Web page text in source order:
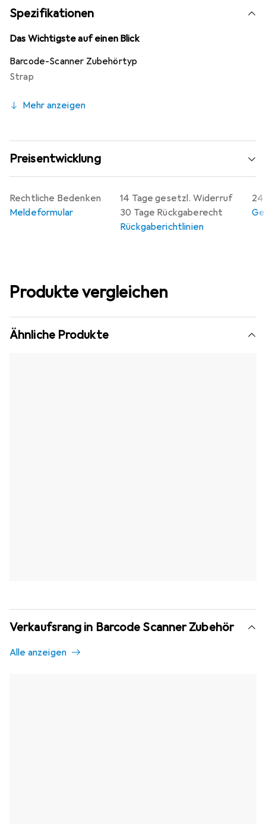
was besonders in dynamischen Arbeitsumgebungen von
Vorteil ist. Die Verwendung des Handstraps minimiert das
Risiko von Stürzen und Beschädigungen des Geräts, was
Handgurt ist ein unverzichtbares Zubehör für alle, die das
Falcon X3+ in ihrem Arbeitsalltag nutzen.
Spezifikationen
Das Wichtigste auf einen Blick
Barcode-Scanner Zubehörtyp
Strap
Mehr anzeigen
Preisentwicklung
14 Tage gesetzl. Widerruf
30 Tage Rückgaberecht
Rückgaberichtlinien
24
Rechtliche Bedenken
Meldeformular
Produkte vergleichen
Ähnliche Produkte
Verkaufsrang in Barcode Scanner Zubehör
Alle anzeigen